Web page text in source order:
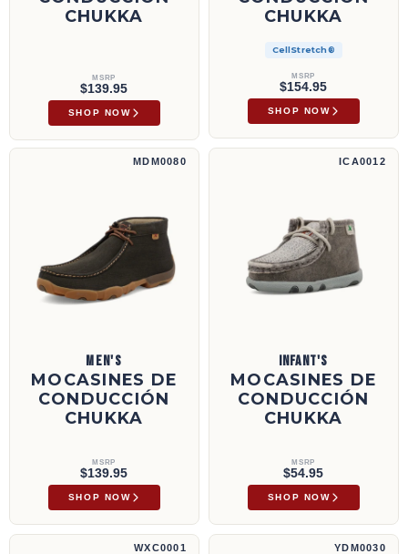
CHUKKA
MSRP
$139.95
SHOP NOW
CHUKKA
CellStretch®
MSRP
$154.95
SHOP NOW
Mocasines de conducción Chukka | MDM0080
MDM0080
MEN'S
MOCASINES DE
CONDUCCIÓN
CHUKKA
MSRP
$139.95
SHOP NOW
Mocasines de conducción Chukka | ICA0012
ICA0012
INFANT'S
MOCASINES DE
CONDUCCIÓN
CHUKKA
MSRP
$54.95
SHOP NOW
Mocasines de conducción Chukka | WXC0001
WXC0001
Mocasines de conducción Chukka |
YDM0030